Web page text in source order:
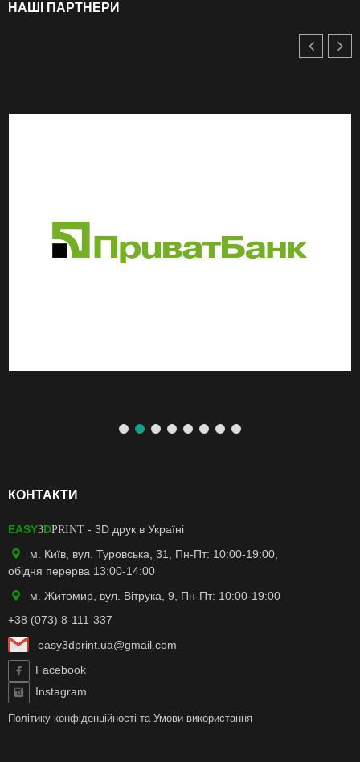
НАШІ ПАРТНЕРИ
КОНТАКТИ
EASY3DPRINT - 3D друк в Україні
м. Київ, вул. Туровська, 31, Пн-Пт: 10:00-19:00,
обідня перерва 13:00-14:00
м. Житомир, вул. Вітрука, 9, Пн-Пт: 10:00-19:00
+38 (073) 8-111-337
easy3dprint.ua@gmail.com
Facebook
Instagram
Політику конфіденційності та Умови використання